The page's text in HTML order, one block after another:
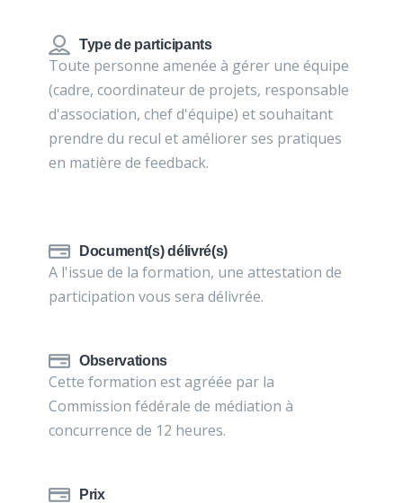
Type de participants
Toute personne amenée à gérer une équipe
(cadre, coordinateur de projets, responsable
d'association, chef d'équipe) et souhaitant
prendre du recul et améliorer ses pratiques
en matière de feedback.
Document(s) délivré(s)
A l'issue de la formation, une attestation de
participation vous sera délivrée.
Observations
Cette formation est agréée par la
Commission fédérale de médiation à
concurrence de 12 heures.
Prix